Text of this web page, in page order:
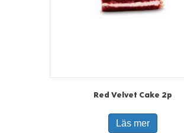
Red Velvet Cake 2p
Läs mer